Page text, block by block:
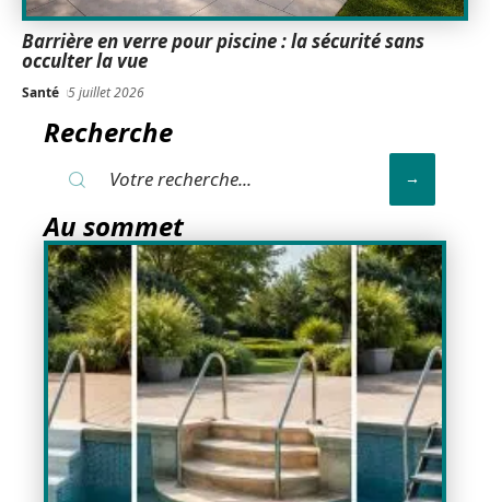
Barrière en verre pour piscine : la sécurité sans
occulter la vue
Santé 5 juillet 2026
Recherche
Au sommet